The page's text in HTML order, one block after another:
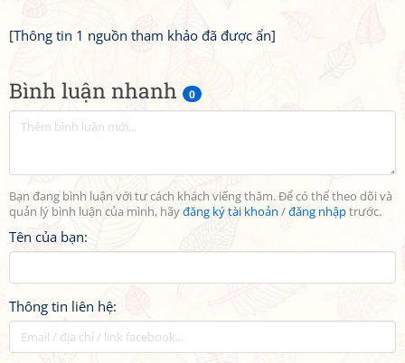
Bình luận nhanh 0
Bạn đang bình luận với tư cách khách viếng thăm. Để có thể theo dõi và
quản lý bình luận của mình, hãyđăng ký tài khoản /đăng nhậptrước.
Tên của bạn:
Thông tin liên hệ:
[Thông tin 1 nguồn tham khảo đã được ẩn]